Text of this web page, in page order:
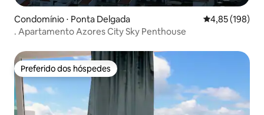
Condomínio ⋅ Ponta Delgada 4,85 de uma
4,85 (198)
. Apartamento Azores City Sky Penthouse
Preferido dos hóspedes
Preferido dos hóspedes